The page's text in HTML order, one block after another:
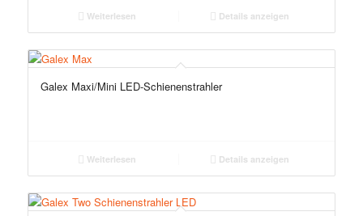
Weiterlesen Details anzeigen
Galex Maxi/Mini LED-Schienenstrahler
Weiterlesen Details anzeigen